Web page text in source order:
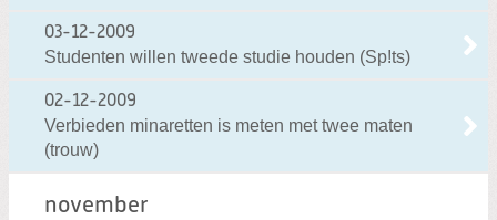
03-12-2009
Studenten willen tweede studie houden (Sp!ts)
02-12-2009
Verbieden minaretten is meten met twee maten
(trouw)
november